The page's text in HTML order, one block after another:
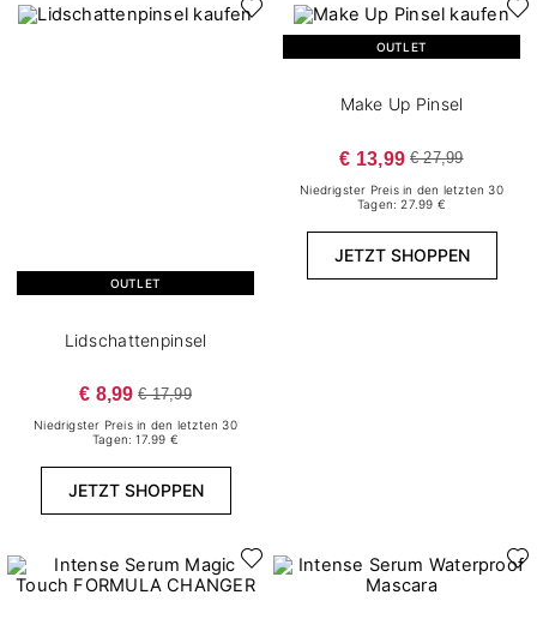
OUTLET
Lidschattenpinsel
€ 8,99 € 17,99
Niedrigster Preis in den letzten 30
Tagen: 17.99 €
JETZT SHOPPEN
OUTLET
Make Up Pinsel
€ 13,99 € 27,99
Niedrigster Preis in den letzten 30
Tagen: 27.99 €
JETZT SHOPPEN